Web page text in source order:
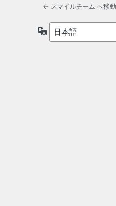
← スマイルチーム へ移動
語